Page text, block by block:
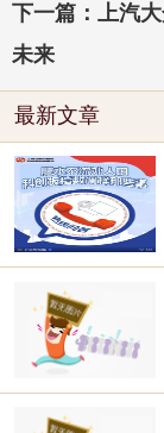
下一篇：上汽
未来
最新文章